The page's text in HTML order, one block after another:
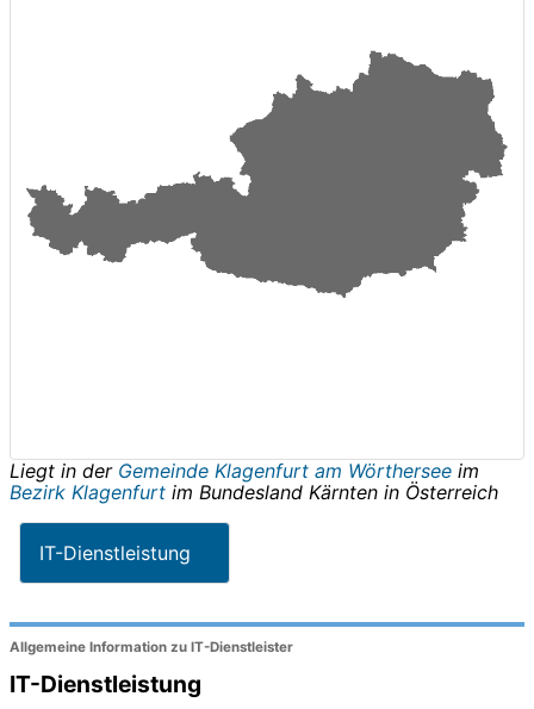
Liegt in der Gemeinde Klagenfurt am Wörthersee im
Bezirk Klagenfurt im Bundesland Kärnten in Österreich
IT-Dienstleistung
Allgemeine Information zu IT-Dienstleister
IT-Dienstleistung